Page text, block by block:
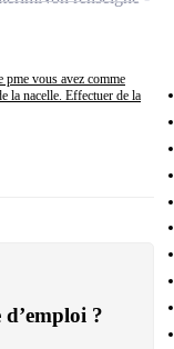
vous avez comme
la nacelle. Effectuer de la
?